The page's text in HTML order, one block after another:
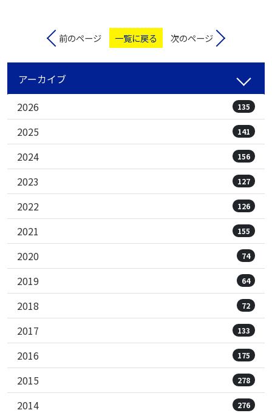
前のページ 一覧に戻る 次のページ
アーカイブ
2026
135
2025 141
2024 156
2023 127
2022 126
2021 155
2020 74
2019 64
2018 72
2017 133
2016 175
2015 278
2014 276